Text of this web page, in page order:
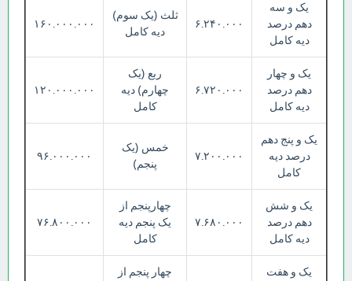
یک و سه
دهم درصد
دیه کامل
۶.۲۴۰.۰۰۰
ثلث (یک سوم)
دیه کامل
۱۶۰.۰۰۰.۰۰۰
یک و چهار
دهم درصد
دیه کامل
۶.۷۲۰.۰۰۰
ربع (یک
چهارم) دیه
کامل
۱۲۰.۰۰۰.۰۰۰
یک و پنج دهم
درصد دیه
کامل
۷.۲۰۰.۰۰۰
خمس (یک
پنجم)
۹۶.۰۰۰.۰۰۰
یک و شش
دهم درصد
دیه کامل
۷.۶۸۰.۰۰۰
چهارپنجم از
یک پنجم دیه
کامل
۷۶.۸۰۰.۰۰۰
یک و هفت
چهار پنجم از